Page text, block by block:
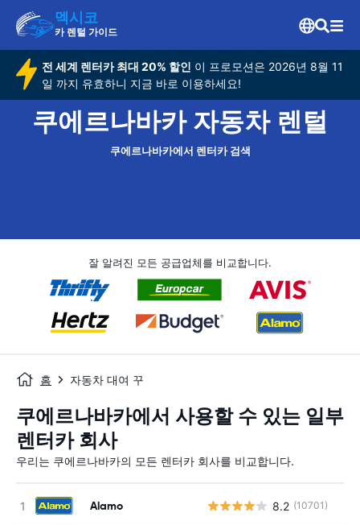
멕시코
카 렌털 가이드
전 세계 렌터카 최대 20% 할인 이 프로모션은 2026년 8월 11
일 까지 유효하니 지금 바로 이용하세요!
쿠에르나바카 자동차 렌털
쿠에르나바카에서 렌터카 검색
잘 알려진 모든 공급업체를 비교합니다.
홈 자동차 대여 꾸
쿠에르나바카에서 사용할 수 있는 일부
렌터카 회사
우리는 쿠에르나바카의 모든 렌터카 회사를 비교합니다.
Alamo 8.2 (10701)